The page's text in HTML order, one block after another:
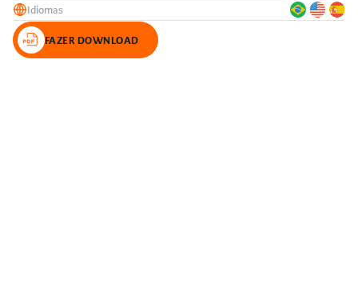
Idiomas
FAZER DOWNLOAD